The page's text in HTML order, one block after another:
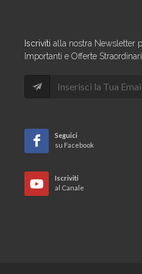
Iscriviti alla nostra Newsletter
Importanti e Offerte
Seguici
su Facebook
Iscriviti
al Canale